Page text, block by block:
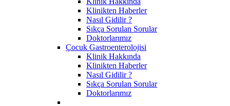
Klinikten Haberler
Nasıl Gidilir ?
Sıkça Sorulan Sorular
Doktorlarımız
Çocuk Gastroenterolojisi
Klinik Hakkında
Klinikten Haberler
Nasıl Gidilir ?
Sıkça Sorulan Sorular
Doktorlarımız